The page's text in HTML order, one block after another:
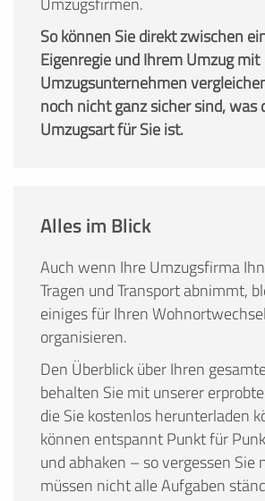
So können Sie direkt zwischen
Eigenregie und Ihrem Umzug mit
Umzugsunternehmen
noch nicht ganz sicher sind, was
Umzugsart für Sie ist.
Alles im Blick
Auch wenn Ihre Umzugsfirma
Tragen und Transport abnimmt,
einiges für Ihren
organisieren.
Den Überblick über Ihren
behalten Sie mit unserer
die Sie kostenlos herunterladen
können entspannt Punkt für
und abhaken – so vergessen Sie
müssen nicht alle Aufgaben